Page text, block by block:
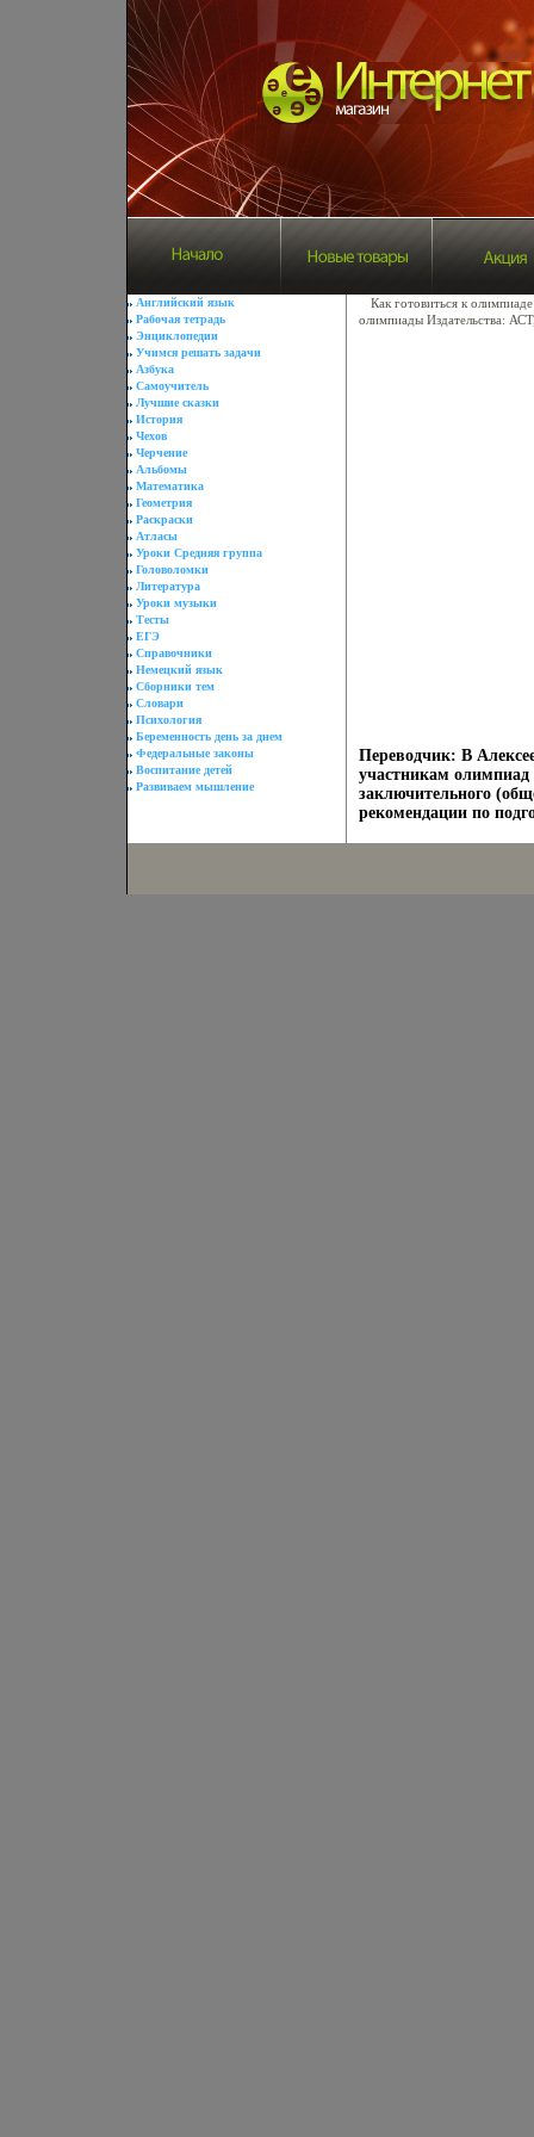
Английский язык
Рабочая тетрадь
Энциклопедии
Учимся решать задачи
Азбука
Самоучитель
Лучшие сказки
История
Чехов
Черчение
Альбомы
Математика
Геометрия
Раскраски
Атласы
Уроки Средняя группа
Головоломки
Литература
Уроки музыки
Тесты
ЕГЭ
Справочники
Немецкий язык
Сборники тем
Словари
Психология
Беременность день за днем
Федеральные законы
Воспитание детей
Развиваем мышление
Как готовиться к
олимпиады Издательства:
Переводчик: В
участникам олимпиад
заключительного
рекомендации по